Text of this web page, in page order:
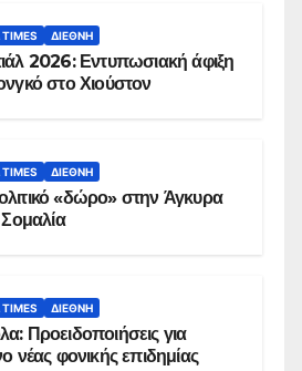
TIMES ΔΙΕΘΝΉ
2026: Εντυπωσιακή άφιξη
στο Χιούστον
TIMES ΔΙΕΘΝΉ
«δώρο» στην Άγκυρα
Σομαλία
TIMES ΔΙΕΘΝΉ
Προειδοποιήσεις για
νέας φονικής επιδημίας